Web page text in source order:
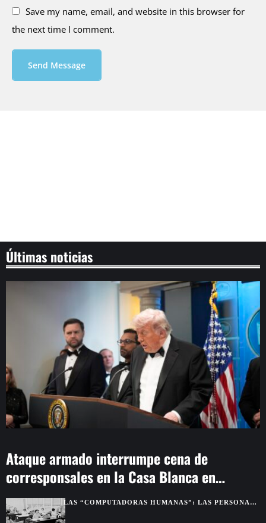
Save my name, email, and website in this browser for
the next time I comment.
Send Message
Últimas noticias
Ataque armado interrumpe cena de
corresponsales en la Casa Blanca en
WashingtonLAS “COMPUTADORAS HUMANAS”: LAS PERSONAS
QUE HACÍAN LOS CÁLCULOS ANTES DE LAS
COMPUTADORAS